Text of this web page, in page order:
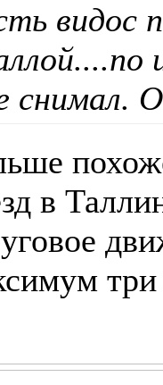
видос
снимал.
в
три